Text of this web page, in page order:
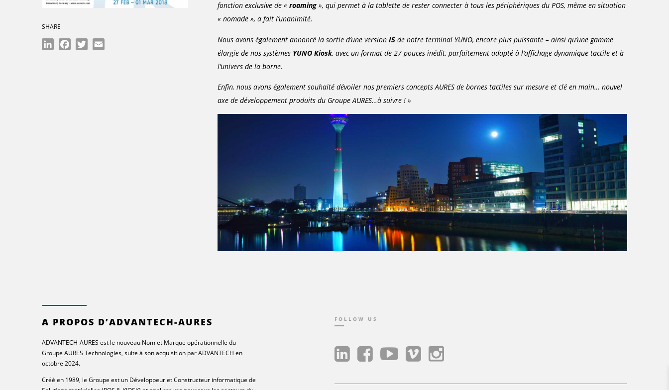
SHARE
LinkedInFacebook
Twitter
fonction exclusive de « roaming », qui permet à la tablette de rester connecter à tous les périphériques du POS, même en situation
« nomade », a fait l’unanimité.
Nous avons également annoncé la sortie d’une version I5 de notre terminal YUNO, encore plus puissante – ainsi qu’une gamme
élargie de nos systèmes YUNO Kiosk, avec un format de 27 pouces inédit, parfaitement adapté à l’affichage dynamique tactile et à
l’univers de la borne.
Enfin, nous avons également souhaité dévoiler nos premiers concepts AURES de bornes tactiles sur mesure et clé en main… nouvel
axe de développement produits du Groupe AURES…à suivre ! »
A PROPOS D’ADVANTECH-AURES
ADVANTECH-AURES est le nouveau Nom et Marque opérationnelle du
Groupe AURES Technologies, suite à son acquisition par ADVANTECH en
octobre 2024.
Créé en 1989, le Groupe est un Développeur et Constructeur informatique de
FOLLOW US